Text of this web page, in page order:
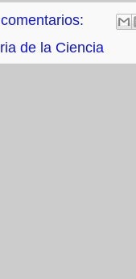
de la Ciencia